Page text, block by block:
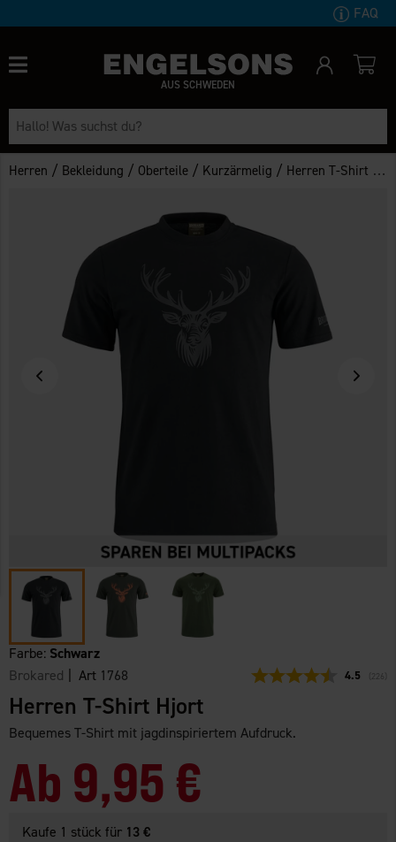
FAQ
AUS SCHWEDEN
Herren / Bekleidung / Oberteile / Kurzärmelig / Herren T-Shirt Hjort
Farbe: Schwarz
Brokared | Art 1768 4.5 226
Herren T-Shirt Hjort
Bequemes T-Shirt mit jagdinspiriertem Aufdruck.
Ab 9,95 €
Kaufe 1 stück für 13 €